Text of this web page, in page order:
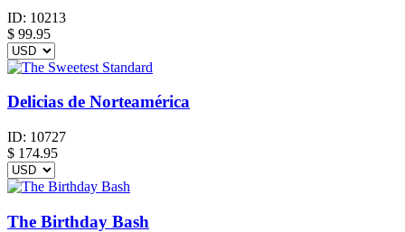
ID: 10213
$ 99.95
Delicias de Norteamérica
ID: 10727
$ 174.95
The Birthday Bash